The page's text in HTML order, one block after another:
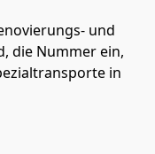
und
die Nummer ein,
in